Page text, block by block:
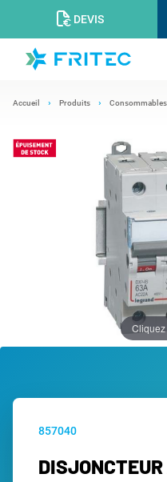
DEVIS
Accueil Produits Consommables
857040